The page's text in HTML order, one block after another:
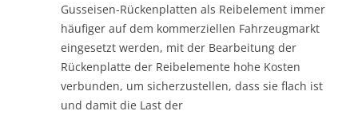
Gusseisen-Rückenplatten als Reibelement immer
häufiger auf dem kommerziellen Fahrzeugmarkt
eingesetzt werden, mit der Bearbeitung der
Rückenplatte der Reibelemente hohe Kosten
verbunden, um sicherzustellen, dass sie flach ist
und damit die Last der